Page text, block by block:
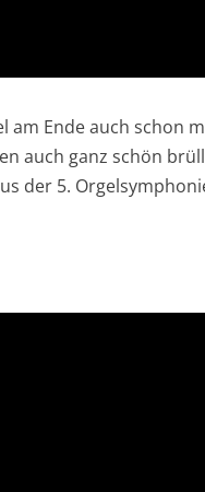
am Ende auch schon
auch ganz schön
der 5.